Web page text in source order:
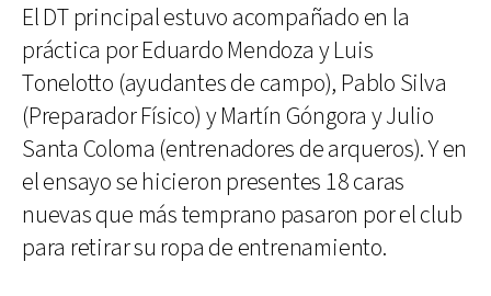
El DT principal estuvo acompañado en la
práctica por Eduardo Mendoza y Luis
Tonelotto (ayudantes de campo), Pablo Silva
(Preparador Físico) y Martín Góngora y Julio
Santa Coloma (entrenadores de arqueros). Y en
el ensayo se hicieron presentes 18 caras
nuevas que más temprano pasaron por el club
para retirar su ropa de entrenamiento.